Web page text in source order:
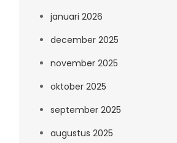
januari 2026
december 2025
november 2025
oktober 2025
september 2025
augustus 2025